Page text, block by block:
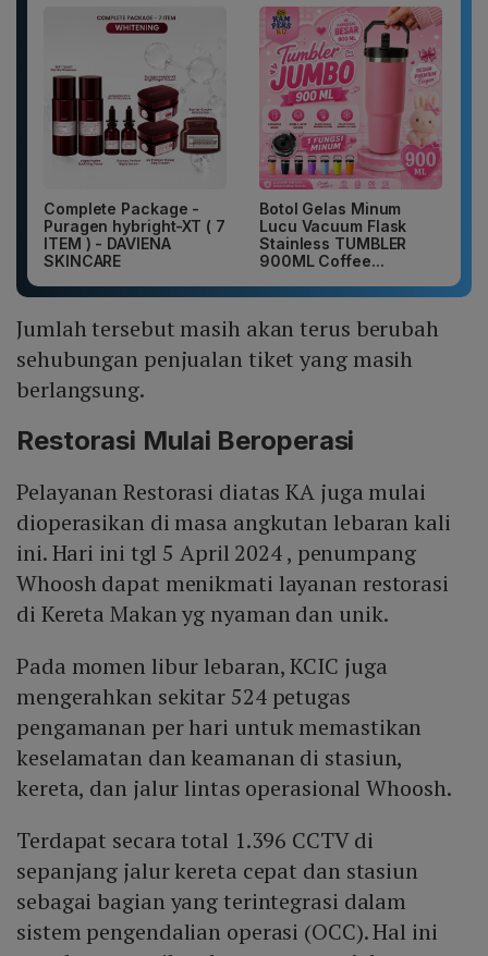
Complete Package -
Puragen hybright-XT ( 7
ITEM ) - DAVIENA
SKINCARE
Botol Gelas Minum
Lucu Vacuum Flask
Stainless TUMBLER
900ML Coffee...
Jumlah tersebut masih akan terus berubah
sehubungan penjualan tiket yang masih
berlangsung.
Restorasi Mulai Beroperasi
Pelayanan Restorasi diatas KA juga mulai
dioperasikan di masa angkutan lebaran kali
ini. Hari ini tgl 5 April 2024 , penumpang
Whoosh dapat menikmati layanan restorasi
di Kereta Makan yg nyaman dan unik.
Pada momen libur lebaran, KCIC juga
mengerahkan sekitar 524 petugas
pengamanan per hari untuk memastikan
keselamatan dan keamanan di stasiun,
kereta, dan jalur lintas operasional Whoosh.
Terdapat secara total 1.396 CCTV di
sepanjang jalur kereta cepat dan stasiun
sebagai bagian yang terintegrasi dalam
sistem pengendalian operasi (OCC). Hal ini